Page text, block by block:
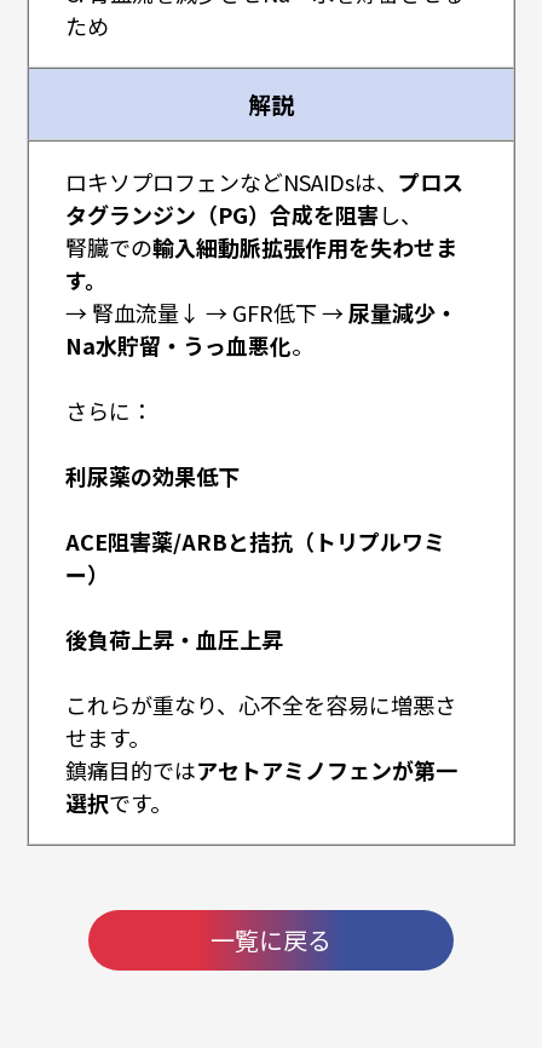
ため
解説
ロキソプロフェンなどNSAIDsは、 プロス
タグランジン（PG）合成を阻害し、
腎臓での輸入細動脈拡張作用を失わせま
す。
→ 腎血流量↓ → GFR低下 →尿量減少・
Na水貯留・うっ血悪化。
さらに：
利尿薬の効果低下
ACE阻害薬/ARBと拮抗（トリプルワミ
ー）
後負荷上昇・血圧上昇
これらが重なり、心不全を容易に増悪さ
せます。
鎮痛目的ではアセトアミノフェンが第一
選択です。
一覧に戻る